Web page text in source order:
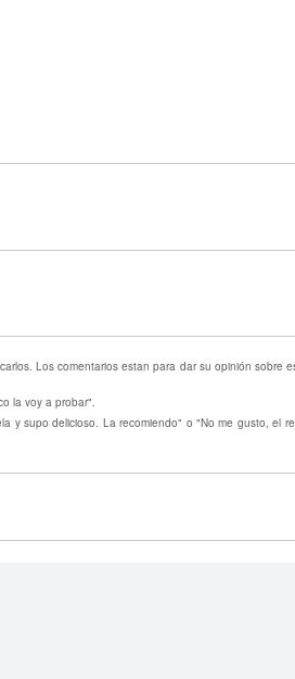
Los comentarios estan para dar su opinión sobre
la voy a probar".
y supo delicioso. La recomiendo" o "No me gusto, el